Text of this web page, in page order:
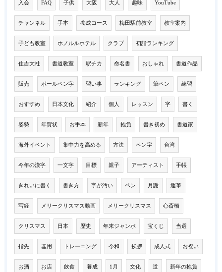
入会 FAQ 子供 大阪 大人 趣味 YouTube
チャンネル 手本 養成コース 梅田駅前教室 教室案内
子ども教室 ホノルルホテル クラブ 初詣ランキング
住吉大社 書道教室 駅チカ 命名書 おしゃれ 書道作品
販売 ボールペン字 習い事 ランキング 筆ペン 練習
おすすめ 日本文化 紹介 個人 レッスン 字 書く
姿勢 年賀状 お手本 新年 抱負 書き初め 書道家
海外イベント 集中力を高める 方法 ペン字 台湾
今年の漢字 一文字 目標 親子 アーティスト 手帳
きれいに書く 書き方 字が汚い ペン 月謝 運筆
写経 メリークリスマス動画 メリークリスマス 心斎橋
クリスマス 日本 歴史 年末ジャンボ 宝くじ 当選
指先 器用 トレーニング 令和 挨拶 成人式 お祝い
お酒 お店 飲食 養成 1月 文化 道 新年の抱負